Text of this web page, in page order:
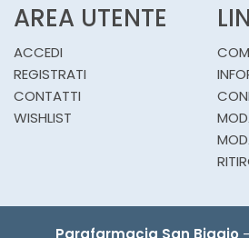
AREA UTENTE
ACCEDI
REGISTRATI
CONTATTI
WISHLIST
Parafarmacia San Biagio